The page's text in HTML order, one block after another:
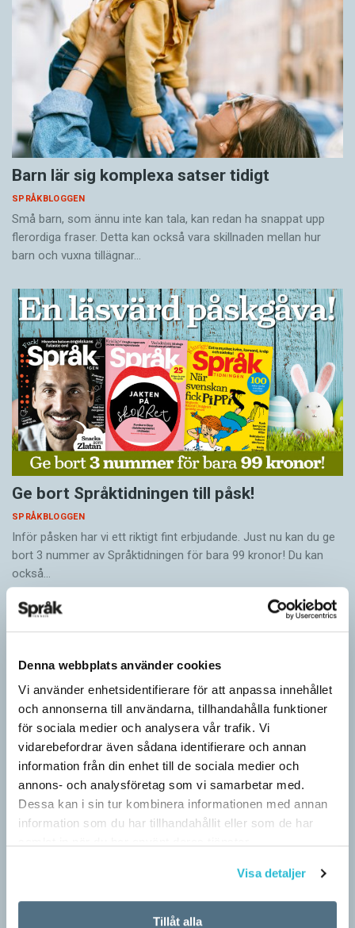
Denna webbplats använder cookies
Vi använder enhetsidentifierare för att anpassa innehållet
och annonserna till användarna, tillhandahålla funktioner
för sociala medier och analysera vår trafik. Vi
vidarebefordrar även sådana identifierare och annan
information från din enhet till de sociala medier och
annons- och analysföretag som vi samarbetar med.
Dessa kan i sin tur kombinera informationen med annan
information som du har tillhandahållit eller som de har
Visa detaljer
Tillåt alla
Barn lär sig komplexa satser tidigt
SPRÅKBLOGGEN
Små barn, som ännu inte kan tala, kan redan ha snappat upp
flerordiga fraser. Detta kan också vara skillnaden mellan hur
barn och vuxna tillägnar…
Ge bort Språktidningen till påsk!
SPRÅKBLOGGEN
Inför påsken har vi ett riktigt fint erbjudande. Just nu kan du ge
bort 3 nummer av Språktidningen för bara 99 kronor! Du kan
också…
Särskolan byter namn
gymnasiesärskolan till anpassad gymnasieskola. En som har